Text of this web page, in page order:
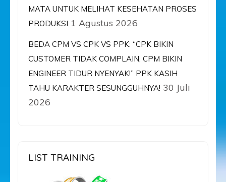
MATA UNTUK MELIHAT KESEHATAN PROSES
PRODUKSI 1 Agustus 2026
BEDA CPM VS CPK VS PPK: “CPK BIKIN
CUSTOMER TIDAK COMPLAIN, CPM BIKIN
ENGINEER TIDUR NYENYAK!” PPK KASIH
TAHU KARAKTER SESUNGGUHNYA! 30 Juli
2026
LIST TRAINING